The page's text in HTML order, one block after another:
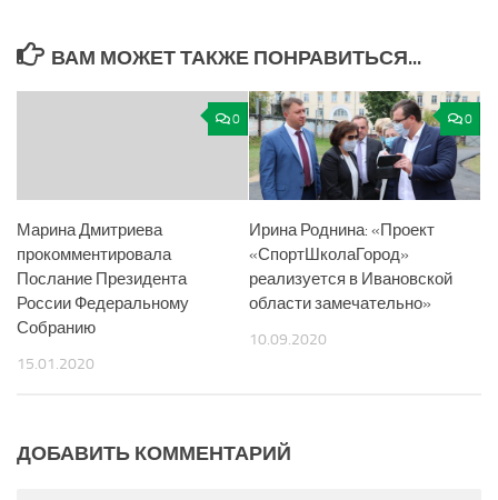
ВАМ МОЖЕТ ТАКЖЕ ПОНРАВИТЬСЯ...
0
Марина Дмитриева
прокомментировала
Послание Президента
России Федеральному
Собранию
15.01.2020
0
Ирина Роднина: «Проект
«СпортШколаГород»
реализуется в Ивановской
области замечательно»
10.09.2020
ДОБАВИТЬ КОММЕНТАРИЙ